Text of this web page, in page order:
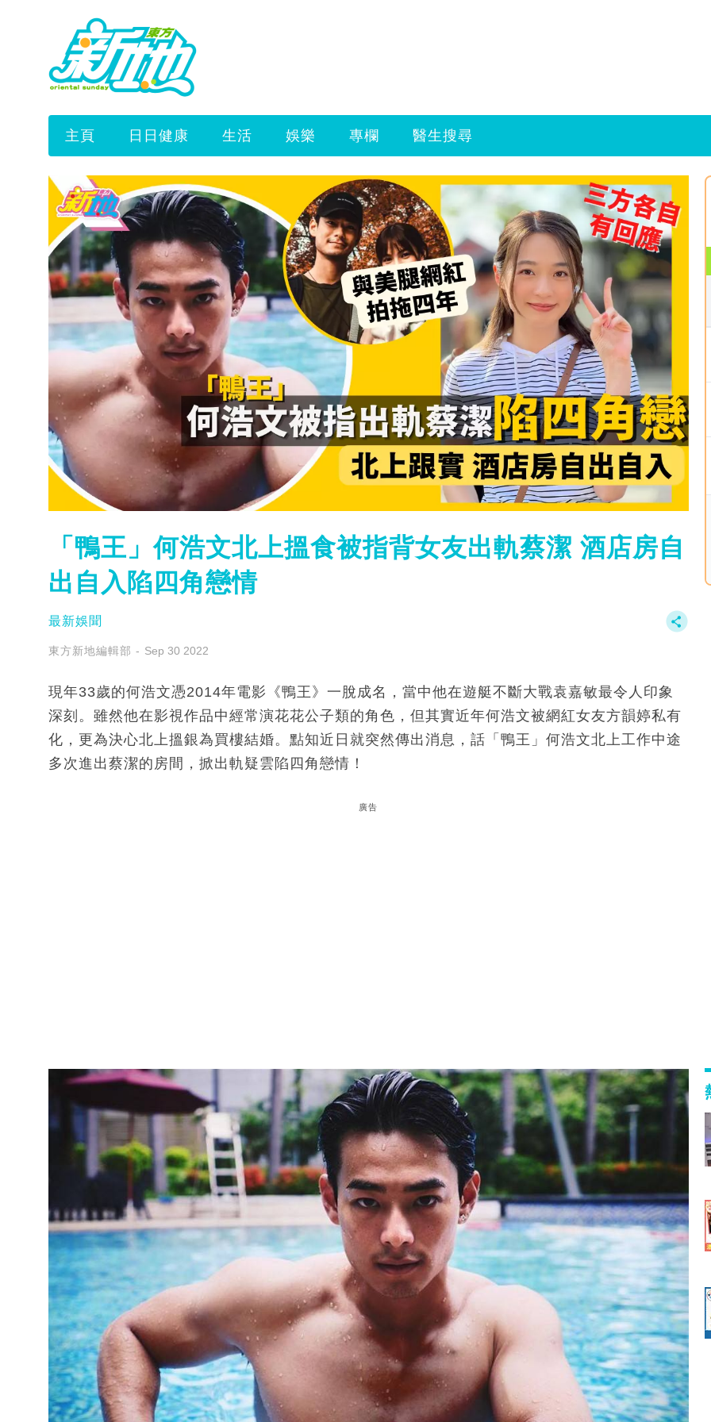
主頁 日日健康 生活 娛樂 專欄 醫生搜尋
「鴨王」何浩文北上搵食被指背女友出軌蔡潔 酒店房自
出自入陷四角戀情
最新娛聞
東方新地編輯部 Sep 30 2022
現年33歲的何浩文憑2014年電影《鴨王》一脫成名，當中他在遊艇不斷大戰袁嘉敏最令人印象
深刻。雖然他在影視作品中經常演花花公子類的角色，但其實近年何浩文被網紅女友方韻婷私有
化，更為決心北上搵銀為買樓結婚。點知近日就突然傳出消息，話「鴨王」何浩文北上工作中途
多次進出蔡潔的房間，掀出軌疑雲陷四角戀情！
廣告